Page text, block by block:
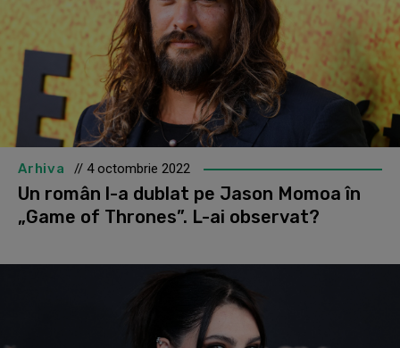
Arhiva // 4 octombrie 2022
Un român l-a dublat pe Jason Momoa în
„Game of Thrones”. L-ai observat?